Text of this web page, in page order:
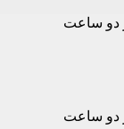
دو ساعت
دو ساعت